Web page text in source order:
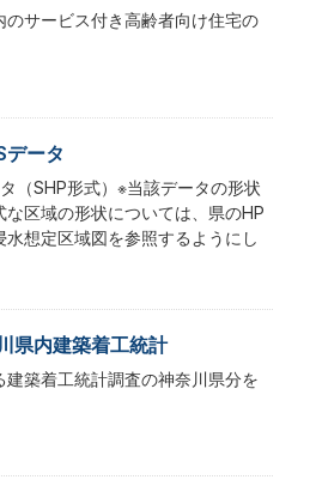
サービス付き高齢者向け住宅の
データ
（SHP形式）※当該データの形状
区域の形状については、県のHP
想定区域図を参照するようにし
県内建築着工統計
築着工統計調査の神奈川県分を